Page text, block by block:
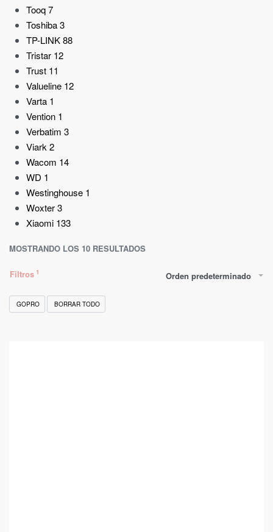
Tooq7
Toshiba3
TP-LINK88
Tristar 12
Trust 11
Valueline 12
Varta 1
Vention 1
Verbatim 3
Viark2
Wacom 14
WD 1
Westinghouse 1
Woxter3
Xiaomi 133
MOSTRANDO LOS 10 RESULTADOS
Orden predeterminado
Filtros
GOPRO BORRAR TODO